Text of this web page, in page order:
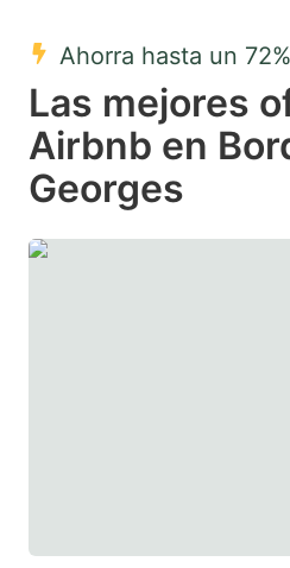
key
to
get
keyboard
shortcuts
Ahorra hasta un 72%
Las mejores
Airbnb en
Georges